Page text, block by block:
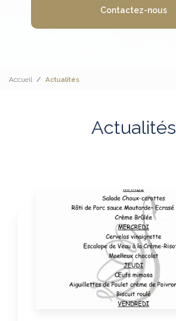
Contactez-nous
Accueil Actualités
Actualités